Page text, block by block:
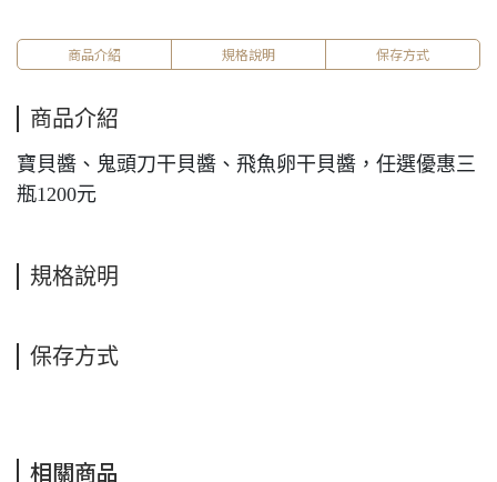
商品介紹 規格說明 保存方式
商品介紹
寶貝醬、鬼頭刀干貝醬、飛魚卵干貝醬，任選優惠三
瓶1200元
規格說明
保存方式
相關商品